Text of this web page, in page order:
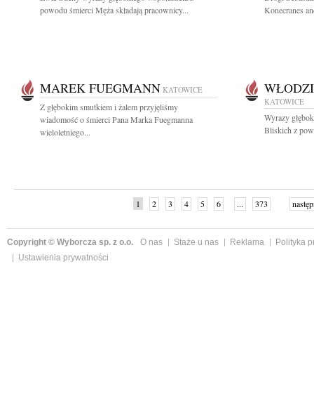
powodu śmierci Męża składają pracownicy...
Konecranes
MAREK FUEGMANN KATOWICE
Z głębokim smutkiem i żalem przyjęliśmy
wiadomość o śmierci Pana Marka Fuegmanna
wieloletniego...
KATOWICE
Wyrazy
Bliskich z
1 2 3 4 5 6 ... 373
Copyright © Wyborcza sp. z o.o. O nas Staże u nas Reklama
Polityka
Ustawienia prywatności